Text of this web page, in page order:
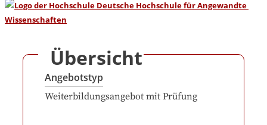
Übersicht
Angebotstyp
Weiterbildungsangebot mit Prüfung